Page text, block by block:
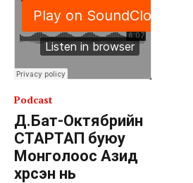
Podcast
Д.Бат-Октябрийн
СТАРТАП буюу
Монголоос Азид
хүрсэн нь